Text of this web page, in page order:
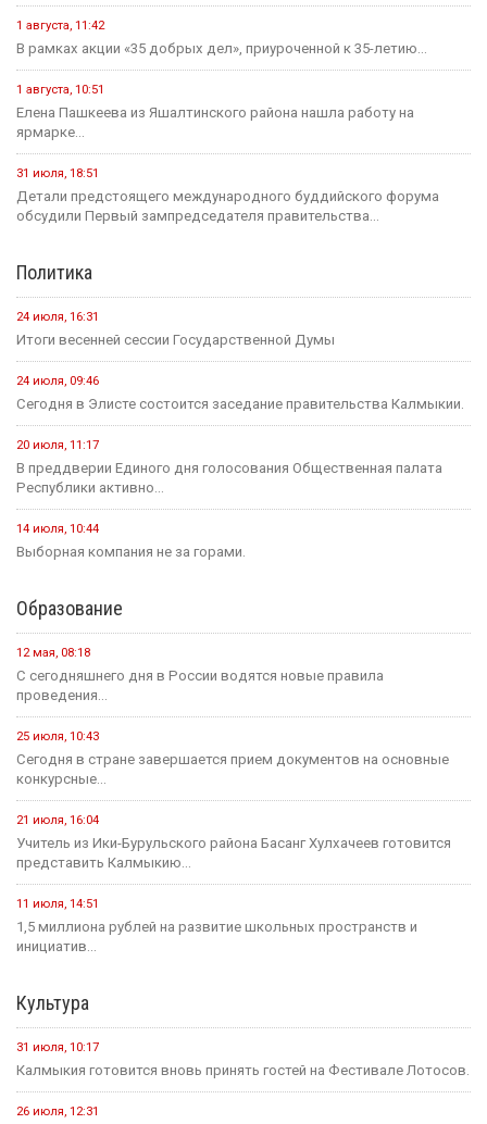
1 августа, 11:42
В рамках акции «35 добрых дел», приуроченной к 35-летию...
1 августа, 10:51
Елена Пашкеева из Яшалтинского района нашла работу на
ярмарке...
31 июля, 18:51
Детали предстоящего международного буддийского форума
обсудили Первый зампредседателя правительства...
Политика
24 июля, 16:31
Итоги весенней сессии Государственной Думы
24 июля, 09:46
Сегодня в Элисте состоится заседание правительства Калмыкии.
20 июля, 11:17
В преддверии Единого дня голосования Общественная палата
Республики активно...
14 июля, 10:44
Выборная компания не за горами.
Образование
12 мая, 08:18
С сегодняшнего дня в России водятся новые правила
проведения...
25 июля, 10:43
Сегодня в стране завершается прием документов на основные
конкурсные...
21 июля, 16:04
Учитель из Ики-Бурульского района Басанг Хулхачеев готовится
представить Калмыкию...
11 июля, 14:51
1,5 миллиона рублей на развитие школьных пространств и
инициатив...
Культура
31 июля, 10:17
Калмыкия готовится вновь принять гостей на Фестивале Лотосов.
26 июля, 12:31